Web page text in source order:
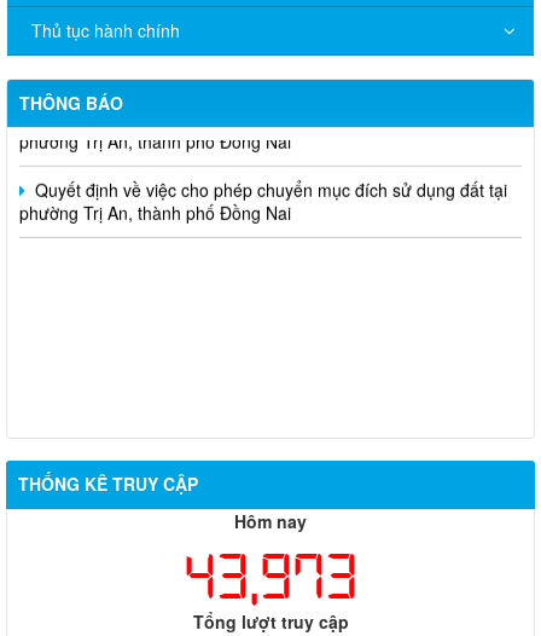
Thủ tục hành chính
THÔNG BÁO
Quyết định về việc cho phép chuyển mục đích sử dụng đất tại
phường Trị An, thành phố Đồng Nai
Quyết định về việc cho phép chuyển mục đích sử dụng đất tại
phường Trị An, thành phố Đồng Nai
Quyết định về việc cho phép chuyển mục đích sử dụng đất tại
phường Trị An, thành phố Đồng Nai
THỐNG KÊ TRUY CẬP
Hôm nay
43,973
Tổng lượt truy cập